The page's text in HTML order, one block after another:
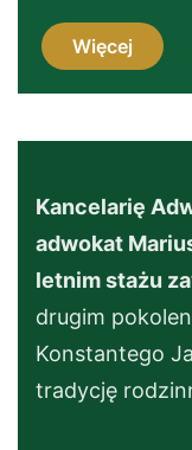
Więcej
Kancelarię
adwokat
letnim stażu
drugim
Konstantego
tradycję